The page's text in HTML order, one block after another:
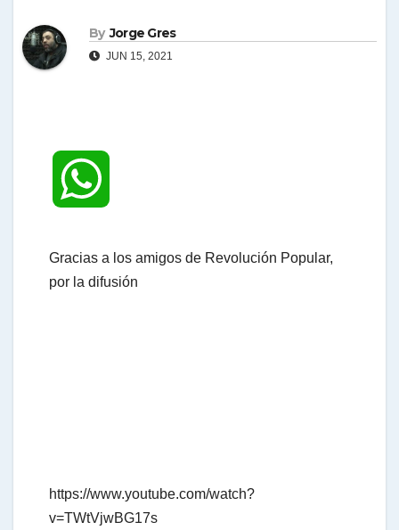
By Jorge Gres
JUN 15, 2021
p
Gracias a los amigos de Revolución Popular,
por la difusión
https://www.youtube.com/watch?
v=TWtVjwBG17s